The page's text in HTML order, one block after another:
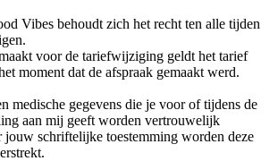
Vibes behoudt zich het recht ten alle tijden
voor de tariefwijziging geldt het tarief
moment dat de afspraak gemaakt werd.
medische gegevens die je voor of tijdens de
aan mij geeft worden vertrouwelijk
jouw schriftelijke toestemming worden deze